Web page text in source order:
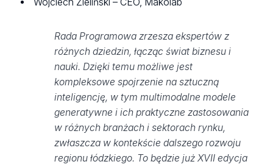
Rada Programowa zrzesza ekspertów z
różnych dziedzin, łącząc świat biznesu i
nauki. Dzięki temu możliwe jest
kompleksowe spojrzenie na sztuczną
inteligencję, w tym multimodalne modele
generatywne i ich praktyczne zastosowania
w różnych branżach i sektorach rynku,
zwłaszcza w kontekście dalszego rozwoju
regionu łódzkiego. To będzie już XVII edycja